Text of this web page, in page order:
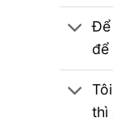
Để
để
thì